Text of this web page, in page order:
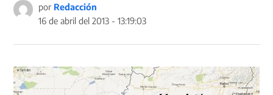
por Redacción
16 de abril del 2013 - 13:19:03